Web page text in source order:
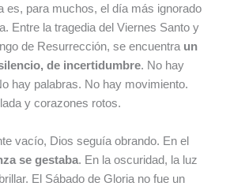
es, para muchos, el día más ignorado
Entre la tragedia del Viernes Santo y
de Resurrección, se encuentra un
de incertidumbre. No hay
hay palabras. No hay movimiento.
y corazones rotos.
vacío, Dios seguía obrando. En el
se gestaba. En la oscuridad, la luz
El Sábado de Gloria no fue un